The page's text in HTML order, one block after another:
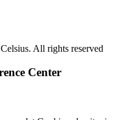
All rights reserved
Center